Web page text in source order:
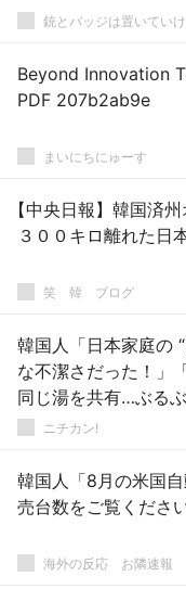
銃とバッジは置いていけ
Beyond Innovation
PDF 207b2ab9e
まいにちにゅーす
【中央日報】韓国済
３００キロ離れた日
笑 韓 ブログ
韓国人「日本家庭の
な不潔さだった！」
同じ湯を共有…ぶるぶ
ニチカン!
韓国人「8月の米国
売台数をご覧くださ
海外の反応 お隣速報